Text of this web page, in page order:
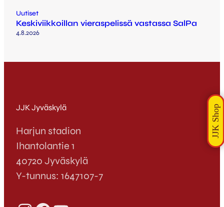
Uutiset
Keskiviikkoillan vieraspelissä vastassa SalPa
4.8.2026
JJK Jyväskylä
Harjun stadion
Ihantolantie 1
40720 Jyväskylä
Y-tunnus: 1647107-7